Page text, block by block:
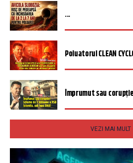
...
Poluatorul CLEAN
Împrumut sau
VEZI MAI MULT